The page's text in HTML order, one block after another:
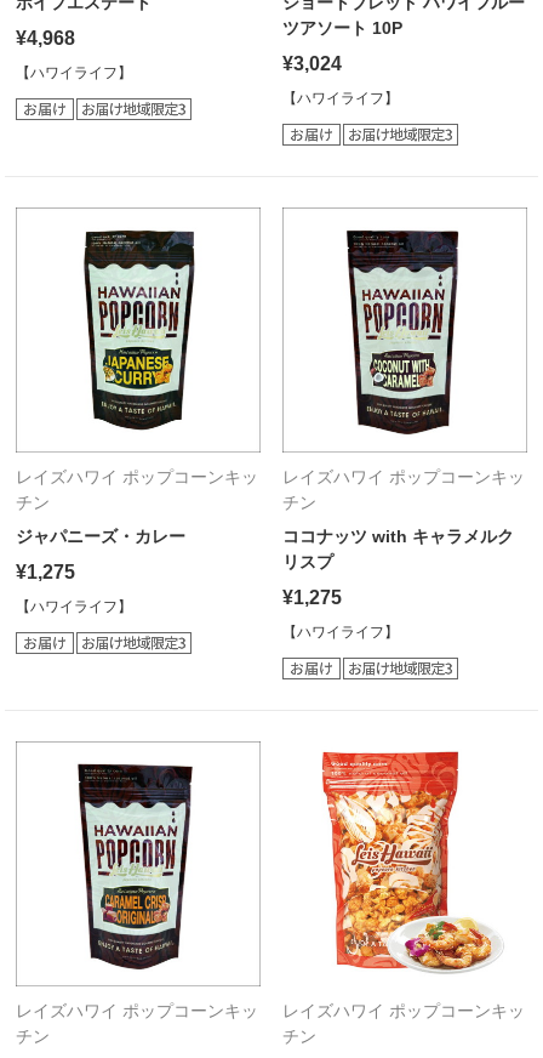
¥4,968
【ハワイライフ】
ツアソート 10P
¥3,024
【ハワイライフ】
レイズハワイ ポップコーンキッ
チン
ジャパニーズ・カレー
¥1,275
【ハワイライフ】
レイズハワイ ポップコーンキッ
チン
ココナッツ with キャラメルク
リスプ
¥1,275
【ハワイライフ】
レイズハワイ ポップコーンキッ
チン
レイズハワイ ポップコーンキッ
チン